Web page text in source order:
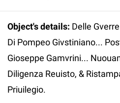
Object's details: Delle
Di Pompeo Givstiniano...
Gioseppe Gamvrini...
Diligenza Reuisto, &
Priuilegio.